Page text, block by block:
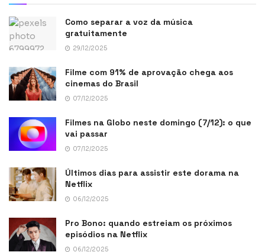
Como separar a voz da música
gratuitamente
29/12/2025
Filme com 91% de aprovação chega aos
cinemas do Brasil
07/12/2025
Filmes na Globo neste domingo (7/12): o que
vai passar
07/12/2025
Últimos dias para assistir este dorama na
Netflix
06/12/2025
Pro Bono: quando estreiam os próximos
episódios na Netflix
06/12/2025